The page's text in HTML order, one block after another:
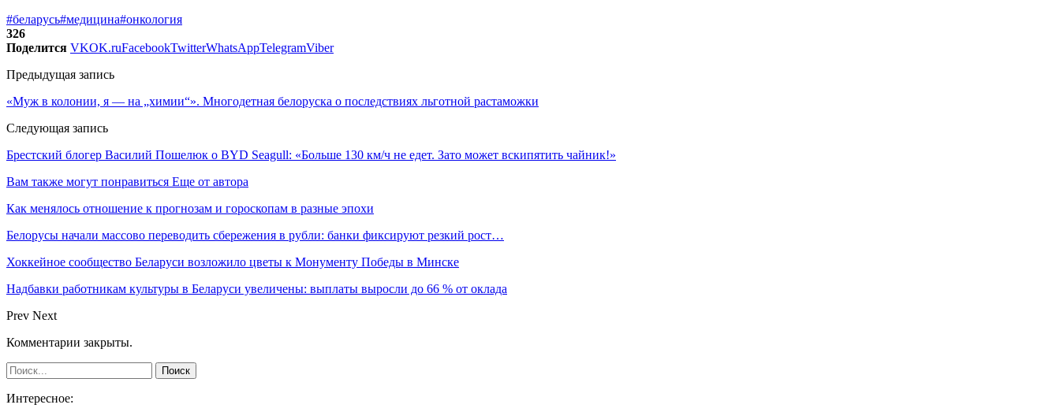
#беларусь#медицина#онкология
326
Поделится VKOK.ruFacebookTwitterWhatsAppTelegramViber
Предыдущая запись
«Муж в колонии, я — на „химии“». Многодетная белоруска о последствиях льготной растаможки
Следующая запись
Брестский блогер Василий Пошелюк о BYD Seagull: «Больше 130 км/ч не едет. Зато может вскипятить чайник!»
Вам также могут понравиться Еще от автора
Как менялось отношение к прогнозам и гороскопам в разные эпохи
Белорусы начали массово переводить сбережения в рубли: банки фиксируют резкий рост…
Хоккейное сообщество Беларуси возложило цветы к Монументу Победы в Минске
Надбавки работникам культуры в Беларуси увеличены: выплаты выросли до 66 % от оклада
Prev Next
Комментарии закрыты.
Интересное: